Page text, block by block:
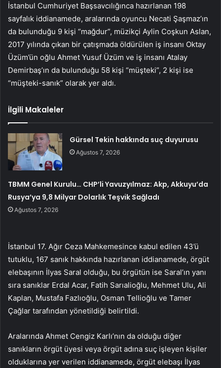
İstanbul Cumhuriyet Başsavcılığınca hazırlanan 198
sayfalık iddianamede, aralarında oyuncu Necati Şaşmaz’ın
da bulunduğu 9 kişi “mağdur”, müzikçi Aylin Coşkun Aslan,
2017 yılında çıkan bir çatışmada öldürülen iş insanı Oktay
Üzüm’ün oğlu Ahmet Yusuf Üzüm ve iş insanı Atalay
Demirbaş’ın da bulunduğu 58 kişi “müşteki”, 2 kişi ise
“müşteki-sanık” olarak yer aldı.
İlgili Makaleler
Gürsel Tekin hakkında suç duyurusu
Ağustos 7, 2026
TBMM Genel Kurulu… CHP’li Yavuzyılmaz: Akp, Akkuyu’da
Rusya’ya 9,8 Milyar Dolarlık Teşvik Sağladı
Ağustos 7, 2026
İstanbul 17. Ağır Ceza Mahkemesince kabul edilen 43’ü
tutuklu, 167 sanık hakkında hazırlanan iddianamede, örgüt
elebaşının İlyas Saral olduğu, bu örgütün ise Saral’ın yanı
sıra sanıklar Erdal Acar, Fatih Sarıalioğlu, Mehmet Ulu, Ali
Kaplan, Mustafa Fazlıoğlu, Osman Tellioğlu ve Tamer
Çağlar tarafından yönetildiği belirtildi.
Aralarında Ahmet Cengiz Karlı’nın da olduğu diğer
sanıkların örgüt üyesi veya örgüt adına suç işleyen kişiler
olduklarına yer verilen iddianamede, örgüt elebaşı İlyas